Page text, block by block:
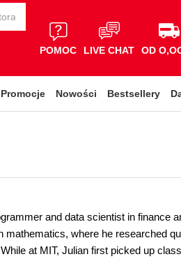
POMOC LIVE CHAT OD
Promocje Nowości Bestsellery
and data scientist in finance
mathematics, where he researched
at MIT, Julian first picked up